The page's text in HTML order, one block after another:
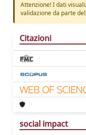
Attenzione! I dati
validazione da parte
Citazioni
social impact